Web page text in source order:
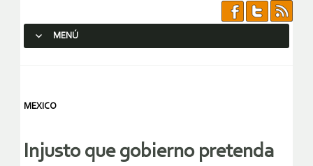
MENÚ
MEXICO
Injusto que gobierno pretenda